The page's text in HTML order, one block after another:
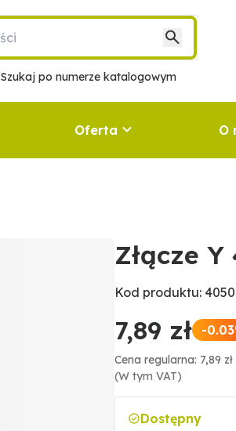
Szukaj po numerze katalogowym
Oferta O
Złącze
Kod produktu:
7,89 zł -
Cena regularna: 7,89 zł
(W tym VAT)
Dostępny